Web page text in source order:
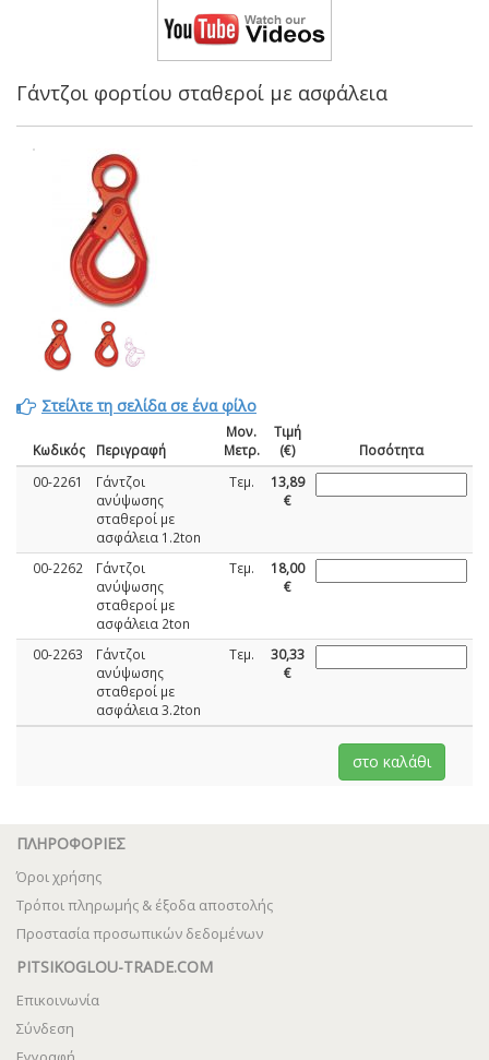
Γάντζοι φορτίου σταθεροί με ασφάλεια
Στείλτε τη σελίδα σε ένα φίλο
Κωδικός Περιγραφή
Μον.
Μετρ.
Τιμή
(€)
Ποσότητα
00-2261
Γάντζοι
ανύψωσης
σταθεροί με
ασφάλεια 1.2ton
Τεμ.
13,89
€
00-2262
Γάντζοι
ανύψωσης
σταθεροί με
ασφάλεια 2ton
Τεμ.
18,00
€
00-2263
Γάντζοι
ανύψωσης
σταθεροί με
ασφάλεια 3.2ton
Τεμ.
30,33
€
ΠΛΗΡΟΦΟΡΙΕΣ
Όροι χρήσης
Τρόποι πληρωμής & έξοδα αποστολής
Προστασία προσωπικών δεδομένων
PITSIKOGLOU-TRADE.COM
Επικοινωνία
Σύνδεση